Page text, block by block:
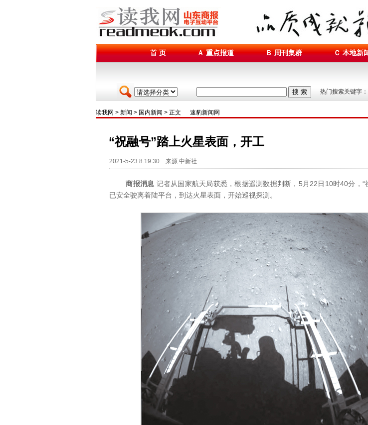
首 页 Ａ 重点报道 Ｂ 周刊集群 Ｃ 本地新
搜 索 热门搜索关键字：
读我网 > 新闻 > 国内新闻 > 正文 速豹新闻网
“祝融号”踏上火星表面，开工
2021-5-23 8:19:30 来源:中新社
商报消息 记者从国家航天局获悉，根据遥测数据判断，5月22日10时40分，“
已安全驶离着陆平台，到达火星表面，开始巡视探测。